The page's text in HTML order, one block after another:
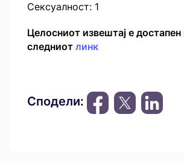
Сексуалност: 1
Целосниот извештај е достапен
следниот линк
Сподели: